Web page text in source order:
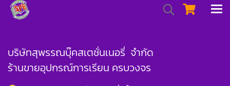
บริษัทสุพรรณบุ๊คสเตชั่นเนอรี่ จำกัด
ร้านขายอุปกรณ์การเรียน ครบวงจร